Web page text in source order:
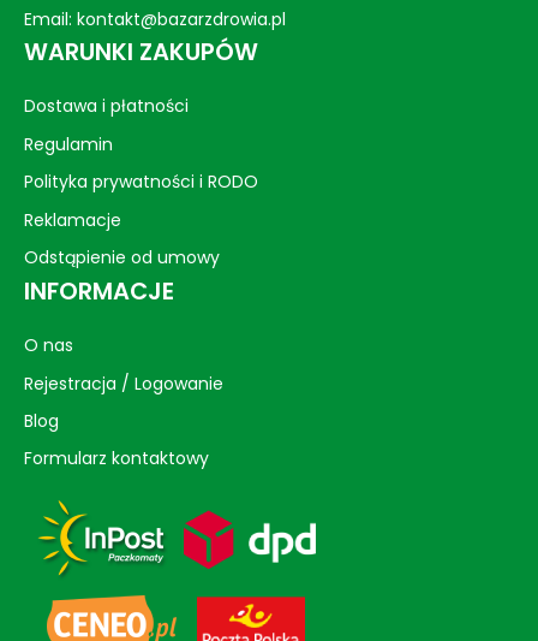
Email: kontakt@bazarzdrowia.pl
WARUNKI ZAKUPÓW
Dostawa i płatności
Regulamin
Polityka prywatności i RODO
Reklamacje
Odstąpienie od umowy
INFORMACJE
O nas
Rejestracja / Logowanie
Blog
Formularz kontaktowy